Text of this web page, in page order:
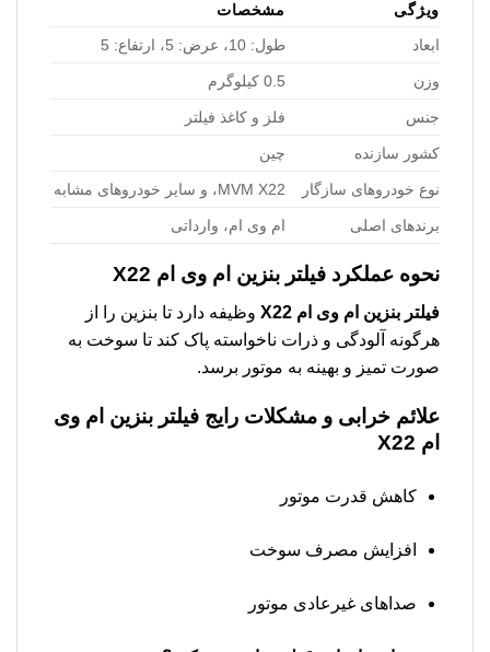
ویژگی
مشخصات
ابعاد
طول: 10، عرض: 5، ارتفاع: 5
وزن 0.5 کیلوگرم
جنس فلز و کاغذ فیلتر
کشور سازنده چین
نوع خودروهای سازگار MVM X22، و سایر خودروهای مشابه
برندهای اصلی ام وی ام، وارداتی
نحوه عملکرد فیلتر بنزین ام وی ام X22
فیلتر بنزین ام وی ام X22
وظیفه دارد تا بنزین را از
هرگونه آلودگی و ذرات ناخواسته پاک کند تا سوخت به
صورت تمیز و بهینه به موتور برسد.
علائم خرابی و مشکلات رایج فیلتر بنزین ام وی
ام X22
کاهش قدرت موتور
افزایش مصرف سوخت
صداهای غیرعادی موتور